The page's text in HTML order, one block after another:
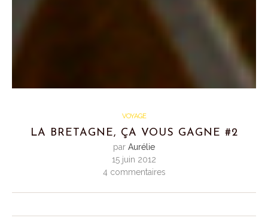
VOYAGE
LA BRETAGNE, ÇA VOUS GAGNE #2
par Aurélie
15 juin 2012
4 commentaires